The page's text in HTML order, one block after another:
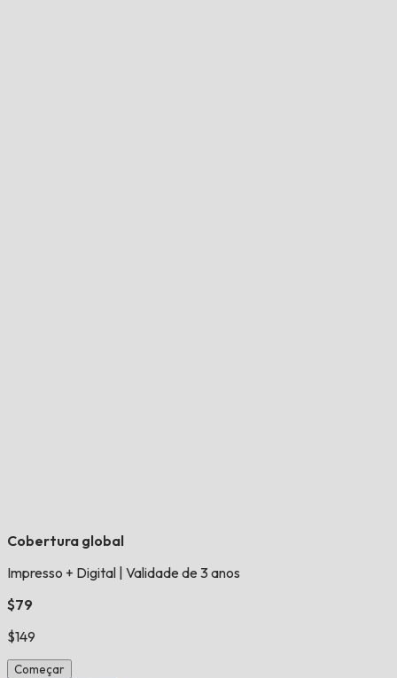
Cobertura global
Impresso + Digital Validade de 3 anos
$79
$149
Começar